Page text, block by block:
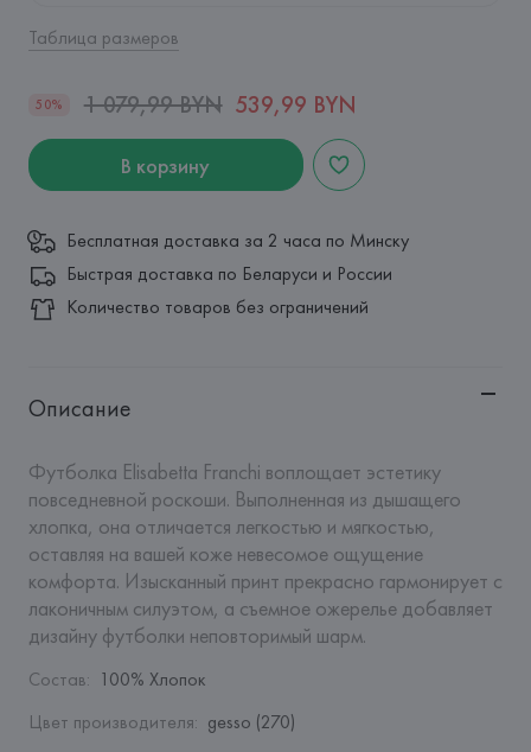
Таблица размеров
50% 1 079,99 BYN 539,99 BYN
В корзину
Бесплатная доставка за 2 часа по Минску
Быстрая доставка по Беларуси и России
Количество товаров без ограничений
Описание
Футболка Elisabetta Franchi воплощает эстетику
повседневной роскоши. Выполненная из дышащего
хлопка, она отличается легкостью и мягкостью,
оставляя на вашей коже невесомое ощущение
комфорта. Изысканный принт прекрасно гармонирует с
лаконичным силуэтом, а съемное ожерелье добавляет
дизайну футболки неповторимый шарм.
Состав: 100% Хлопок
Цвет производителя: gesso (270)